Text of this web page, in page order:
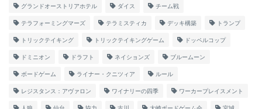
グランドオーストリアホテル ダイス チーム戦
テラフォーミングマーズ テラミスティカ デッキ構築 トランプ
トリックテイキング トリックテイキングゲーム ドッペルコップ
ドミニオン ドラフト ネイションズ ブルームーン
ボードゲーム ライナー・クニツィア ルール
レジスタンス：アヴァロン ワイナリーの四季 ワーカープレイスメント